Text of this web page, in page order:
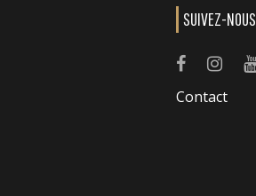
SUIVEZ-NOUS
Contact